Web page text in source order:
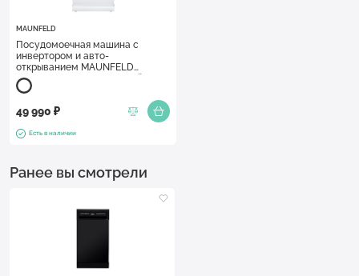
MAUNFELD
Посудомоечная машина c
инвертором и авто-
открыванием MAUNFELD
MWF60331W Inverter Белый
49 990 ₽
Есть в наличии
Ранее вы смотрели